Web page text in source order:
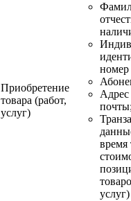
Приобретение
товара (работ,
услуг)
Адрес
время
услуг)